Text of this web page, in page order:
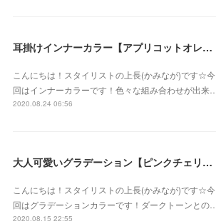
耳掛けインナーカラー【アプリコットオレンジ】
こんにちは！スタイリストの上長(かみなが)です☆今
回はインナーカラーです！色々な組み合わせが出来…
2020.08.24 06:56
大人可愛いグラデーション【ピンクチェリー】
こんにちは！スタイリストの上長(かみなが)です☆今
回はグラデーションカラーです！ダークトーンとの…
2020.08.15 22:55